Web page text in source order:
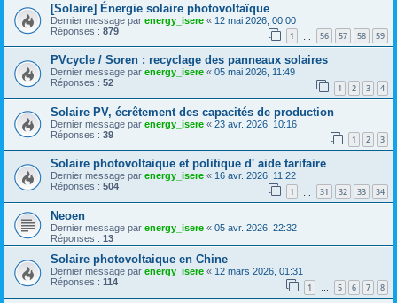
[Solaire] Énergie solaire photovoltaïque
Dernier message par energy_isere « 12 mai 2026, 00:00
Réponses : 879 1 56 57 58 59
PVcycle / Soren : recyclage des panneaux solaires
Dernier message par energy_isere « 05 mai 2026, 11:49
Réponses : 52 1 2 3 4
Solaire PV, écrêtement des capacités de production
Dernier message par energy_isere « 23 avr. 2026, 10:16
Réponses : 39 1 2 3
Solaire photovoltaique et politique d' aide tarifaire
Dernier message par energy_isere « 16 avr. 2026, 11:22
Réponses : 504 1 31 32 33 34
Neoen
Dernier message par energy_isere « 05 avr. 2026, 22:32
Réponses : 13
Solaire photovoltaique en Chine
Dernier message par energy_isere « 12 mars 2026, 01:31
Réponses : 114 1 … 5 6 7 8